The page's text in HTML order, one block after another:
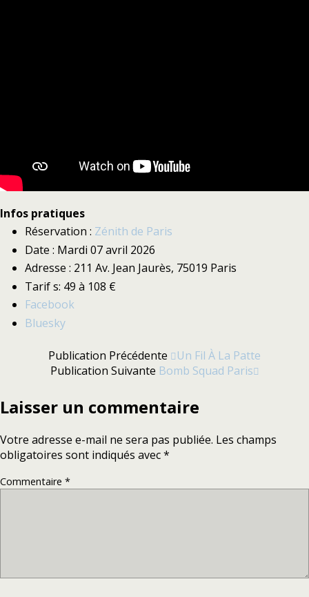
Infos pratiques
Réservation : Zénith de Paris
Date : Mardi 07 avril 2026
Adresse : 211 Av. Jean Jaurès, 75019 Paris
Tarif s: 49 à 108 €
PartagerFacebook
Bluesky
Publication Précédente
Un Fil À La Patte
Publication Suivante Bomb Squad Paris
Laisser un commentaire
Votre adresse e-mail ne sera pas publiée. Les champs
obligatoires sont indiqués avec*
Commentaire *